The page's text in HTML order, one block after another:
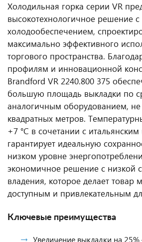
Холодильная горка серии VR
высокотехнологичное решение
холодообеспечением,
максимально эффективного
торгового пространства.
профилям и инновационной
Brandford VR 2240.800 375
большую площадь выкладки по
аналогичным оборудованием,
квадратных метров.
+7 °C в сочетании с
гарантирует идеальную
низком уровне
экономичное решение с низкой
владения, которое делает товар
доступным и привлекательным
Ключевые преимущества
Увеличение выкладки на